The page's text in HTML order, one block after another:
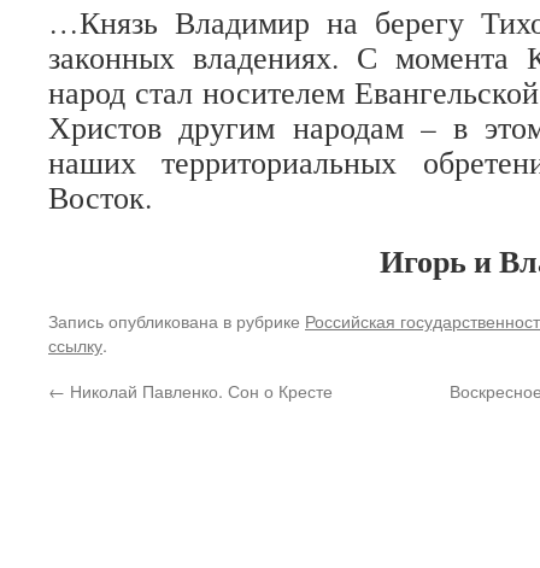
…Князь Владимир на берегу
законных владениях. С
народ стал носителем
Христов другим народам – в
наших территориальных
Восток.
Игорь и
Запись опубликована в рубрике Российская
ссылку.
← Николай Павленко. Сон о Кресте